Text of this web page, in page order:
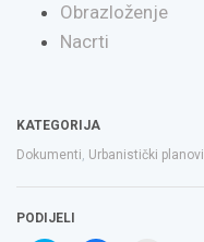
Obrazloženje
Nacrti
KATEGORIJA
Dokumenti, Urbanistički planovi
PODIJELI